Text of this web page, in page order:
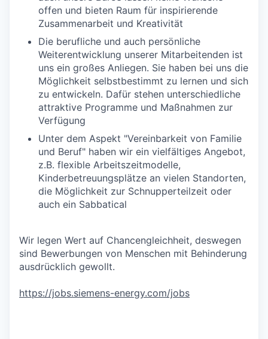
offen und bieten Raum für inspirierende
Zusammenarbeit und Kreativität
Die berufliche und auch persönliche
Weiterentwicklung unserer Mitarbeitenden ist
uns ein großes Anliegen. Sie haben bei uns die
Möglichkeit selbstbestimmt zu lernen und sich
zu entwickeln. Dafür stehen unterschiedliche
attraktive Programme und Maßnahmen zur
Verfügung
Unter dem Aspekt "Vereinbarkeit von Familie
und Beruf" haben wir ein vielfältiges Angebot,
z.B. flexible Arbeitszeitmodelle,
Kinderbetreuungsplätze an vielen Standorten,
die Möglichkeit zur Schnupperteilzeit oder
auch ein Sabbatical
Wir legen Wert auf Chancengleichheit, deswegen
sind Bewerbungen von Menschen mit Behinderung
ausdrücklich gewollt.
https://jobs.siemens-energy.com/jobs